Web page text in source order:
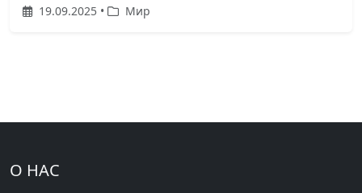
19.09.2025 • Мир
О НАС